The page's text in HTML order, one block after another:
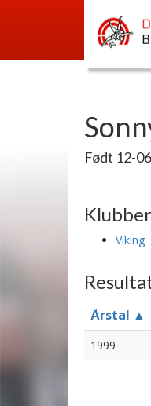
Født 12-
Klubber
Viking
Årstal ▲
1999